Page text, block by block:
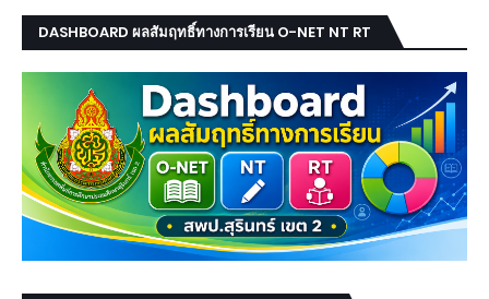
DASHBOARD ผลสัมฤทธิ์ทางการเรียน O-NET NT RT